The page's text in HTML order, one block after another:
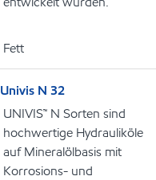
Fett
Univis N 32
UNIVIS™ N Sorten sind
hochwertige Hydrauliköle
auf Mineralölbasis mit
Korrosions- und